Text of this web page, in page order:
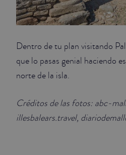
Dentro de tu plan visitando
que lo pasas genial haciendo
norte de la isla.
Créditos de las fotos: abc-
illesbalears.travel,